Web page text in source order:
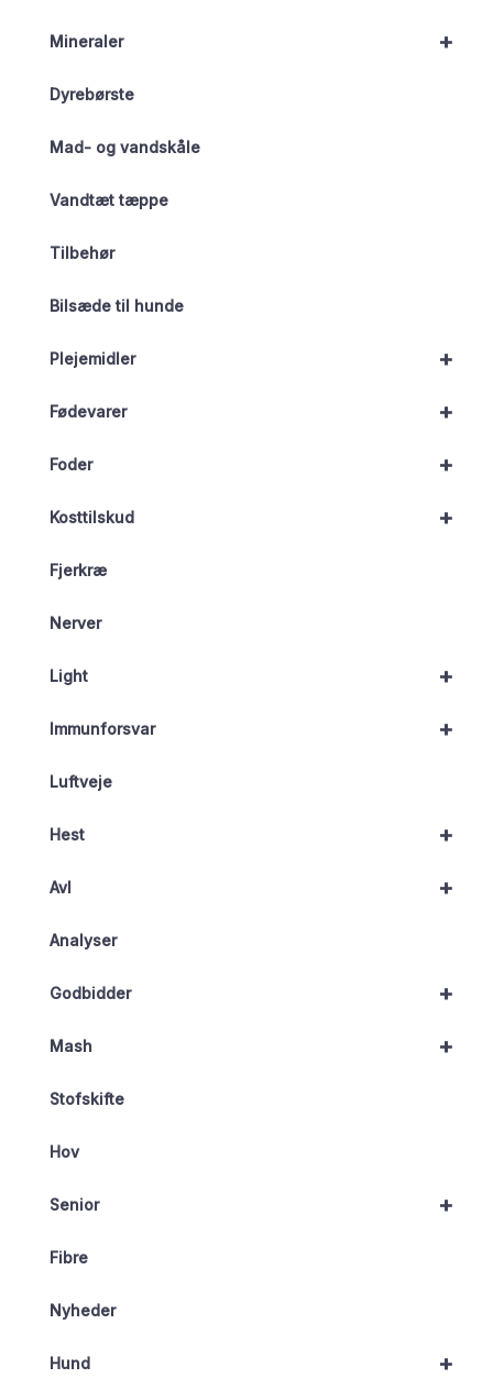
+
Mineraler
Dyrebørste
Mad- og vandskåle
Vandtæt tæppe
Tilbehør
Bilsæde til hunde
+
Plejemidler
+
Fødevarer
+
Foder
+
Kosttilskud
Fjerkræ
Nerver
+
Light
+
Immunforsvar
Luftveje
+
Hest
+
Avl
Analyser
+
Godbidder
+
Mash
Stofskifte
Hov
+
Senior
Fibre
Nyheder
+
Hund